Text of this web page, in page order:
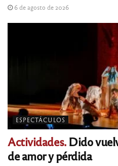
6 de agosto de 2026
ESPECTÁCULOS
Actividades.Dido
de amor y pérdida